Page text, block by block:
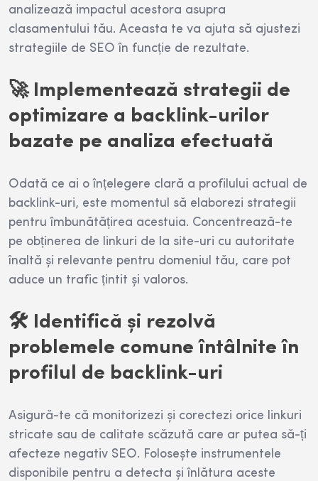
analizează impactul acestora asupra
clasamentului tău. Aceasta te va ajuta să ajustezi
strategiile de SEO în funcție de rezultate.
🚀 Implementează strategii de
optimizare a backlink-urilor
bazate pe analiza efectuată
Odată ce ai o înțelegere clară a profilului actual de
backlink-uri, este momentul să elaborezi strategii
pentru îmbunătățirea acestuia. Concentrează-te
pe obținerea de linkuri de la site-uri cu autoritate
înaltă și relevante pentru domeniul tău, care pot
aduce un trafic țintit și valoros.
🛠️ Identifică și rezolvă
problemele comune întâlnite în
profilul de backlink-uri
Asigură-te că monitorizezi și corectezi orice linkuri
stricate sau de calitate scăzută care ar putea să-ți
afecteze negativ SEO. Folosește instrumentele
disponibile pentru a detecta și înlătura aceste